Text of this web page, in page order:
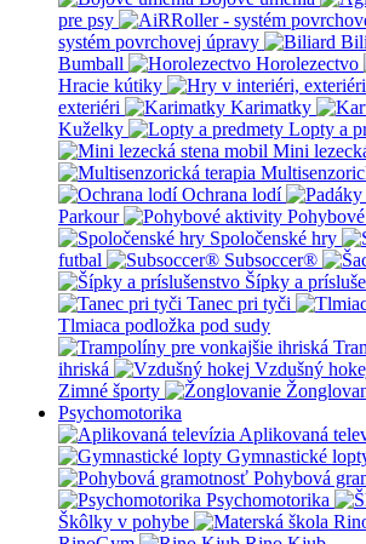
pre psy
systém povrchovej úpravy
Bumball
Horolezectvo
Hracie kútiky
exteriéri
Karimatky
Kuželky
Lopty a
Mini
Ochrana lodí
Parkour
Spoločenské hry
futbal
Subsoccer®
Šípky a
Tanec pri tyči
Tlmiaca podložka pod sudy
ihriská
Vzdušný
Zimné športy
Psychomotorika
Aplikovaná
Gymnastické
Pohybová
Psychomotorika
Škôlky v pohybe